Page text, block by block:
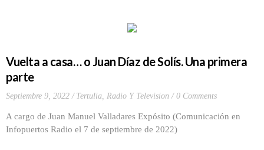
Vuelta a casa… o Juan Díaz de Solís. Una primera
parte
Septiembre 9, 2022 Tertulia, Radio Y Television 0 Comments
A cargo de Juan Manuel Valladares Expósito (Comunicación en
Infopuertos Radio el 7 de septiembre de 2022)